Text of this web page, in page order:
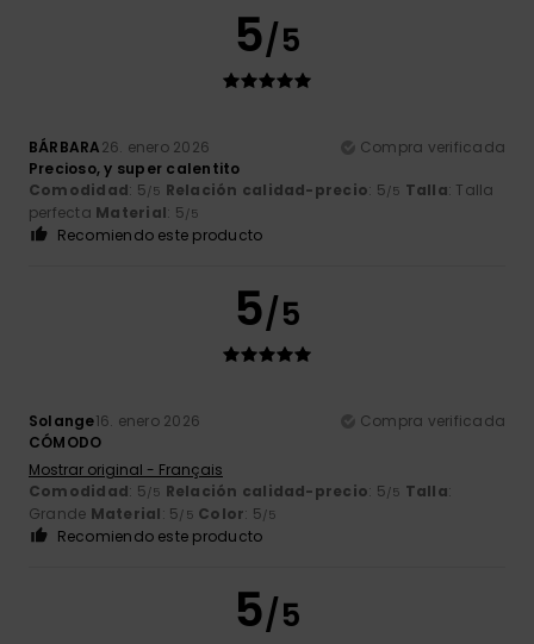
5/5
BÁRBARA26. enero 2026
Compra verificada
Precioso, y super calentito
Comodidad: 5/5 Relación calidad-precio: 5/5 Talla: Talla
perfecta Material: 5/5
Recomiendo este producto
5/5
Solange16. enero 2026
Compra verificada
CÓMODO
Mostrar original - Français
Comodidad: 5/5 Relación calidad-precio: 5/5 Talla:
Grande Material: 5/5 Color: 5/5
Recomiendo este producto
5/5